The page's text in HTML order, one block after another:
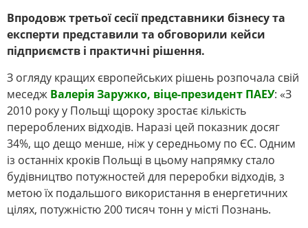
Впродовж третьої сесії представники бізнесу та
експерти представили та обговорили кейси
підприємств і практичні рішення.
З огляду кращих європейських рішень розпочала свій
меседж Валерія Заружко, віце-президент ПАЕУ: «З
2010 року у Польщі щороку зростає кількість
перероблених відходів. Наразі цей показник досяг
34%, що дещо менше, ніж у середньому по ЄС. Одним
із останніх кроків Польщі в цьому напрямку стало
будівництво потужностей для переробки відходів, з
метою їх подальшого використання в енергетичних
цілях, потужністю 200 тисяч тонн у місті Познань.